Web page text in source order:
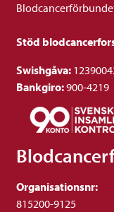
Stöd
Swishgåva:
Bankgiro:900-4219
Organisationsnr:
815200-9125